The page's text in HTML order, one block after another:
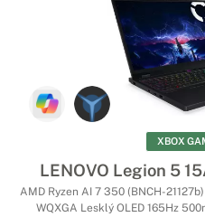
XBOX
LENOVO Legion 5
AMD Ryzen AI 7 350 (BNCH-
WQXGA Lesklý OLED 165Hz